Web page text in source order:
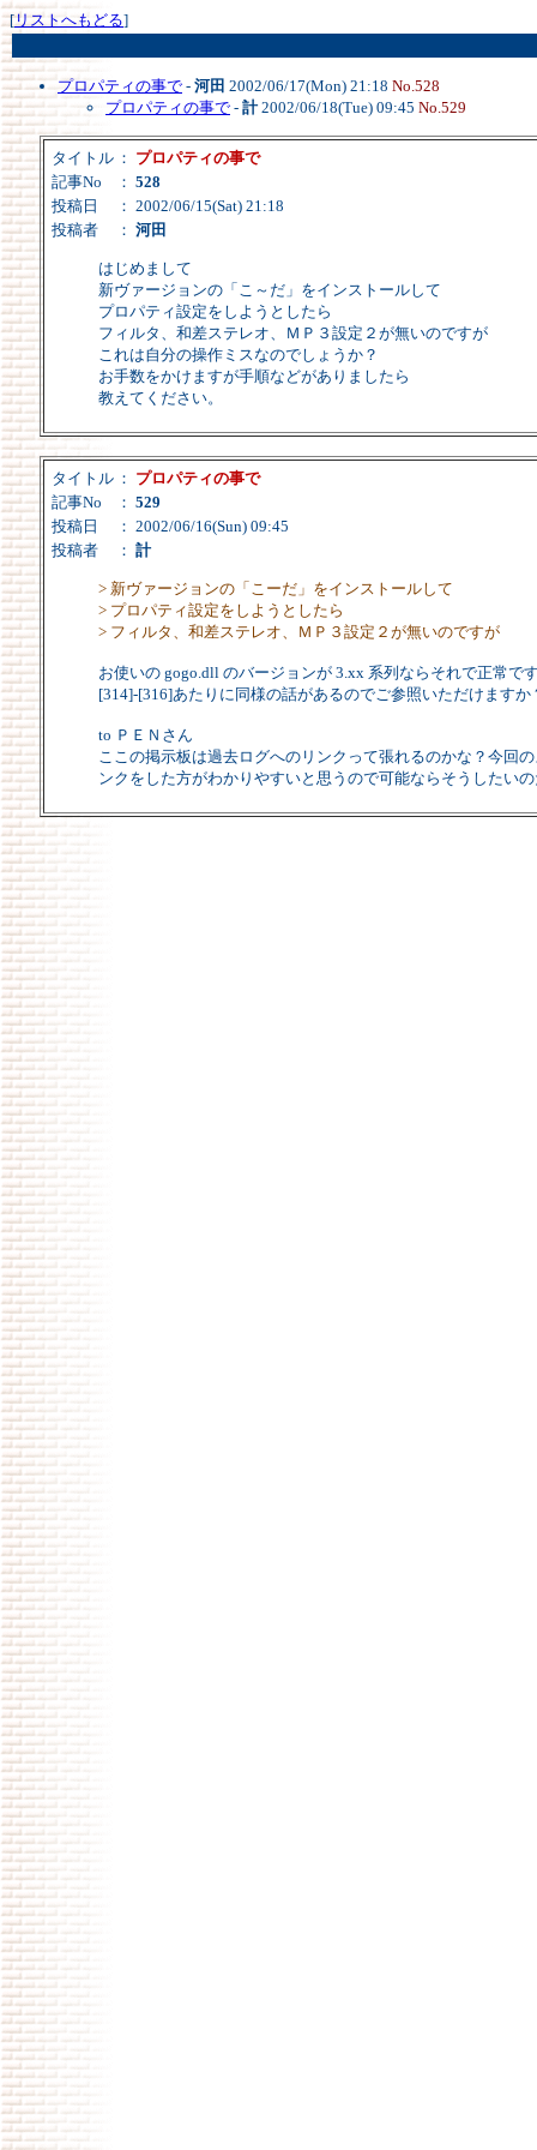
[リストへもどる]
プロパティの事で - 河田 2002/06/17(Mon) 21:18 No.528
プロパティの事で - 計2002/06/18(Tue) 09:45 No.529
タイトル ： プロパティの事で
記事No
： 528
投稿日
： 2002/06/15(Sat) 21:18
投稿者
： 河田
はじめまして
新ヴァージョンの「こ～だ」をインストールして
プロパティ設定をしようとしたら
フィルタ、和差ステレオ、ＭＰ３設定２が無いのですが
これは自分の操作ミスなのでしょうか？
お手数をかけますが手順などがありましたら
教えてください。
タイトル ： プロパティの事で
記事No
： 529
投稿日
： 2002/06/16(Sun) 09:45
投稿者
： 計
> 新ヴァージョンの「こーだ」をインストールして
> プロパティ設定をしようとしたら
> フィルタ、和差ステレオ、ＭＰ３設定２が無いのですが
お使いの gogo.dll のバージョンが 3.xx 系列ならそれで正常で
[314]-[316]あたりに同様の話があるのでご参照いただけますか
to ＰＥＮさん
ここの掲示板は過去ログへのリンクって張れるのかな？今回
ンクをした方がわかりやすいと思うので可能ならそうしたい